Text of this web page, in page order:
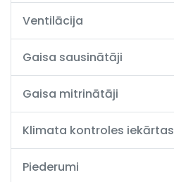
Ventilācija
Gaisa sausinātāji
Gaisa mitrinātāji
Klimata kontroles iekārtas
Piederumi